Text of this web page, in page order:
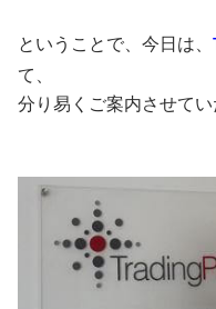
ということで、今日は、
て、
分り易くご案内させてい